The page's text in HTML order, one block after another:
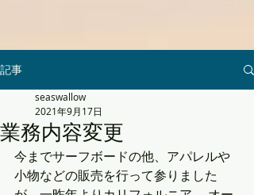
記事
業務内容変更
seaswallow
2021年9月17日
今までサーフボードの他、アパレルや
小物などの販売を行って参りました